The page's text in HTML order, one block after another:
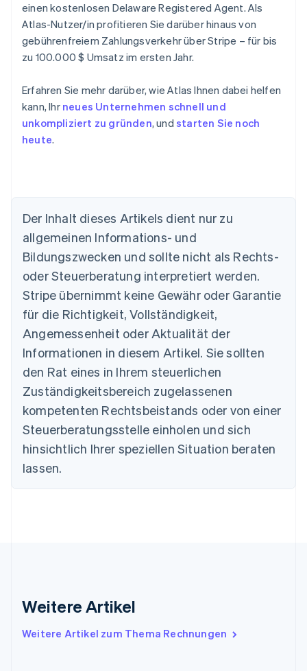
einen kostenlosen Delaware Registered Agent. Als
Atlas-Nutzer/in profitieren Sie darüber hinaus von
gebührenfreiem Zahlungsverkehr über Stripe – für bis
zu 100.000 $ Umsatz im ersten Jahr.
Erfahren Sie mehr darüber, wie Atlas Ihnen dabei helfen
kann, Ihr neues Unternehmen schnell und
unkompliziert zu gründen, undstarten Sie noch
heute.
Der Inhalt dieses Artikels dient nur zu
allgemeinen Informations- und
Bildungszwecken und sollte nicht als Rechts-
oder Steuerberatung interpretiert werden.
Stripe übernimmt keine Gewähr oder Garantie
für die Richtigkeit, Vollständigkeit,
Angemessenheit oder Aktualität der
Informationen in diesem Artikel. Sie sollten
den Rat eines in Ihrem steuerlichen
Zuständigkeitsbereich zugelassenen
kompetenten Rechtsbeistands oder von einer
Steuerberatungsstelle einholen und sich
hinsichtlich Ihrer speziellen Situation beraten
lassen.
Weitere Artikel
Weitere Artikel zum Thema Rechnungen
Australien
English
Belgien
Brasilien
PortuguêsEnglish
Bulgarien
English
Dänemark
English
DeutschEnglish
Estland
English
Festlandchina
简体中文English
Finnland
Frankreich
FrançaisEnglish
English
Italien
Italiano English